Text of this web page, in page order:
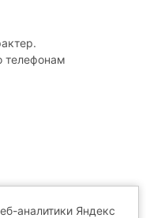
телефонам
аналитики Яндекс